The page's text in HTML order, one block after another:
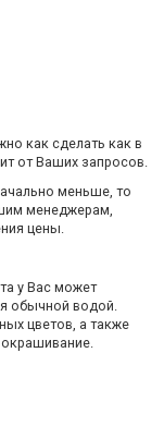
как сделать как в
от Ваших запросов.
меньше, то
менеджерам,
цены.
у Вас может
обычной водой.
цветов, а также